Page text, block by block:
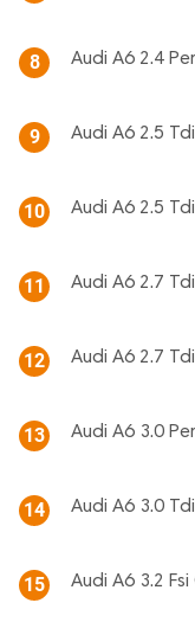
8 Audi A6 2.4
9 Audi A6 2.5
10 Audi A6 2.5
11 Audi A6 2.7
12 Audi A6 2.7
13 Audi A6 3.0
14 Audi A6 3.0
15 Audi A6 3.2